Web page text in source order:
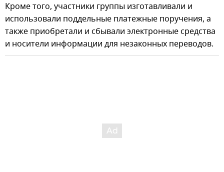
Кроме того, участники группы изготавливали и
использовали поддельные платежные поручения, а
также приобретали и сбывали электронные средства
и носители информации для незаконных переводов.